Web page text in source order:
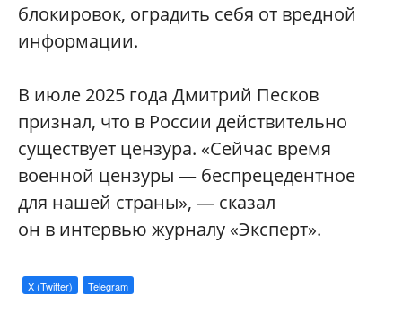
блокировок, оградить себя от вредной
информации.
В июле 2025 года Дмитрий Песков
признал, что в России действительно
существует цензура. «Сейчас время
военной цензуры — беспрецедентное
для нашей страны», — сказал
он в интервью журналу «Эксперт».
X (Twitter) Telegram